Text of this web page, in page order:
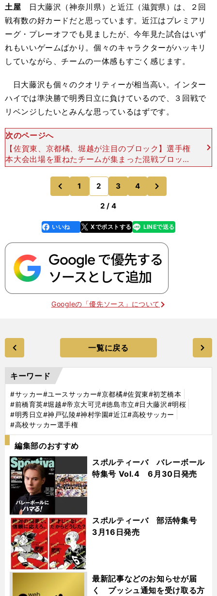
土屋 日大藤沢（神奈川県）と近江（滋賀県）は、２回
戦有数の好カードだと思っています。近江はプレミアリ
ーグ・プレーオフでも見ましたが、今年見た試合はいず
れもいいゲームばかり。個々のキャラクターがハッキリ
していながら、チームの一体感もすごく感じます。
日大藤沢も個々のクオリティーが相当高い。インター
ハイでは準決勝で明秀日立に負けているので、３回戦で
リベンジしたいとみんな思っているはずです。
次のページへ
【佐賀東、京都橘、堀越が注目のブロック】選手権
本大会出場を重ねたチームが集まった混戦ブロック
――選手権本大会の経験が豊富なチームが揃った最
後のブロックはどうでしょうか？森田 ここはどこ
にもチャンス
前
のページへ
1 2 3 4
のページへ
2 / 4
faceboo
k
いいね Xでポストする
line LINEで送る
Googleの「優先ソース」について
一覧に戻る
キーワード
#サッカー#ユースサッカー#京都橘#佐賀東#初芝橋本
#前橋育英#堀越#帝京大可児#徳島市立#日大藤沢#明桜
#明秀日立#神戸弘陵#神村学園#近江#高校サッカー
#高校サッカー選手権
編集部のおすすめ
スポルティーバ バレーボール
特集号 Vol.4 6月30日発売
スポルティーバ 部活特集号
3月16日発売
最新記事などのお知らせが届
く プッシュ通知を受け取る方